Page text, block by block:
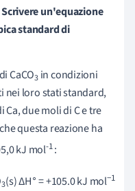
un'equazione
standard di
CaCO3in condizioni
nei loro stati standard,
due moli di C e tre
questa reazione ha
kJ mol-1:
3(s) ΔH∘ = +105.0 kJ mol−1